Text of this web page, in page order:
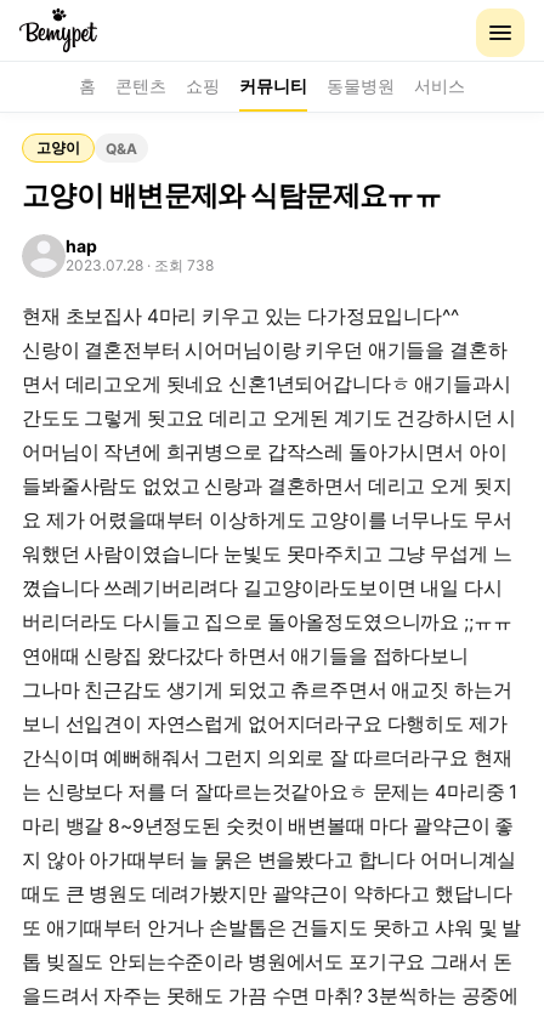
홈 콘텐츠 쇼핑 커뮤니티 동물병원 서비스
고양이 Q&A
고양이 배변문제와 식탐문제요ㅠㅠ
hap
2023.07.28 · 조회 738
현재 초보집사 4마리 키우고 있는 다가정묘입니다^^
신랑이 결혼전부터 시어머님이랑 키우던 애기들을 결혼하
면서 데리고오게 됫네요 신혼1년되어갑니다ㅎ 애기들과시
간도도 그렇게 됫고요 데리고 오게된 계기도 건강하시던 시
어머님이 작년에 희귀병으로 갑작스레 돌아가시면서 아이
들봐줄사람도 없었고 신랑과 결혼하면서 데리고 오게 됫지
요 제가 어렸을때부터 이상하게도 고양이를 너무나도 무서
워했던 사람이였습니다 눈빛도 못마주치고 그냥 무섭게 느
꼈습니다 쓰레기버리려다 길고양이라도보이면 내일 다시
버리더라도 다시들고 집으로 돌아올정도였으니까요 ;;ㅠㅠ
연애때 신랑집 왔다갔다 하면서 애기들을 접하다보니
그나마 친근감도 생기게 되었고 츄르주면서 애교짓 하는거
보니 선입견이 자연스럽게 없어지더라구요 다행히도 제가
간식이며 예뻐해줘서 그런지 의외로 잘 따르더라구요 현재
는 신랑보다 저를 더 잘따르는것같아요ㅎ 문제는 4마리중 1
마리 뱅갈 8~9년정도된 숫컷이 배변볼때 마다 괄약근이 좋
지 않아 아가때부터 늘 묽은 변을봤다고 합니다 어머니계실
때도 큰 병원도 데려가봤지만 괄약근이 약하다고 했답니다
또 애기때부터 안거나 손발톱은 건들지도 못하고 샤워 및 발
톱 빚질도 안되는수준이라 병원에서도 포기구요 그래서 돈
을드려서 자주는 못해도 가끔 수면 마취? 3분씩하는 공중에